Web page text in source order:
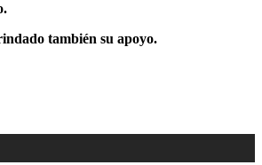
también su apoyo.